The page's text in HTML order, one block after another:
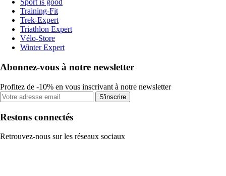
Sport is good
Training-Fit
Trek-Expert
Triathlon Expert
Vélo-Store
Winter Expert
Abonnez-vous à notre newsletter
Profitez de -10% en vous inscrivant à notre newsletter
S'inscrire
Restons connectés
Retrouvez-nous sur les réseaux sociaux